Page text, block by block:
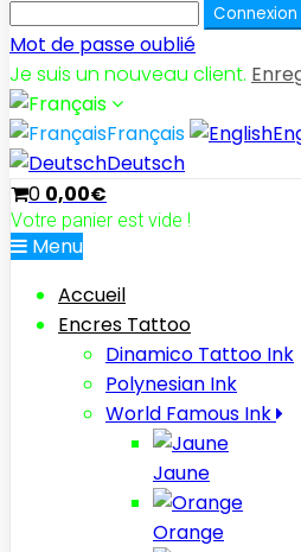
Mot de passe oublié
Je suis un nouveau client.
Français
Deutsch
0 0,00€
Votre panier est vide !
Menu
Accueil
Encres Tattoo
Dinamico Tattoo Ink
Polynesian Ink
World Famous Ink
Jaune
Orange